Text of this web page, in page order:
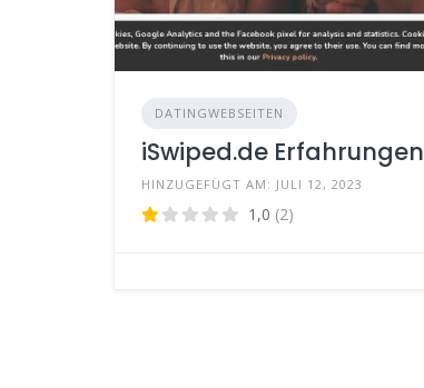
DATINGWEBSEITEN
iSwiped.de Erfahrungen
HINZUGEFÜGT AM: JULI 12, 2023
1,0 (2)